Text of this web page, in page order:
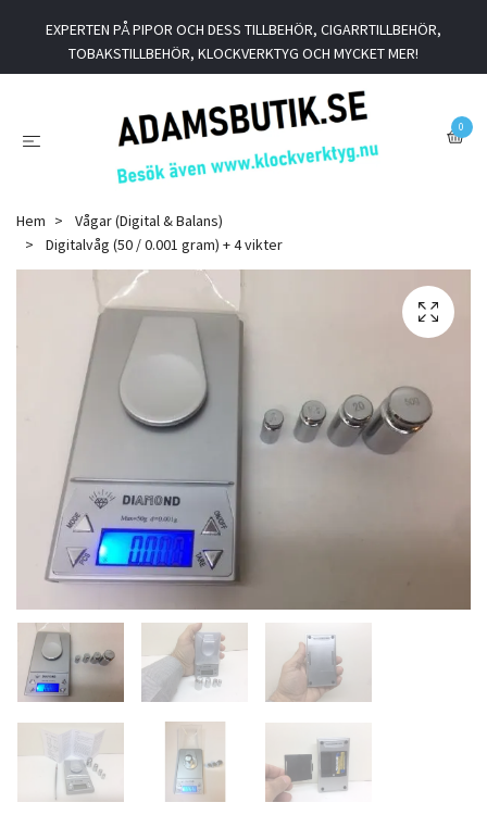
EXPERTEN PÅ PIPOR OCH DESS TILLBEHÖR, CIGARRTILLBEHÖR,
TOBAKSTILLBEHÖR, KLOCKVERKTYG OCH MYCKET MER!
0
Hem
Vågar (Digital & Balans)
Digitalvåg (50 / 0.001 gram) + 4 vikter